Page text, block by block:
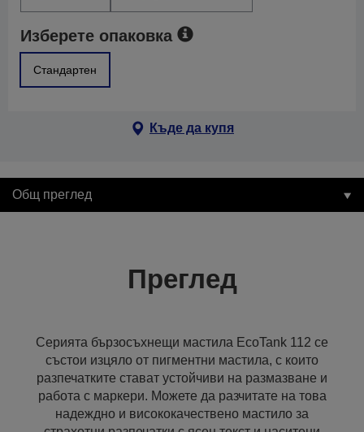
Изберете опаковка
Стандартен
Къде да купя
Общ преглед
Преглед
Серията бързосъхнещи мастила EcoTank 112 се
състои изцяло от пигментни мастила, с които
разпечатките стават устойчиви на размазване и
работа с маркери. Можете да разчитате на това
надеждно и висококачествено мастило за